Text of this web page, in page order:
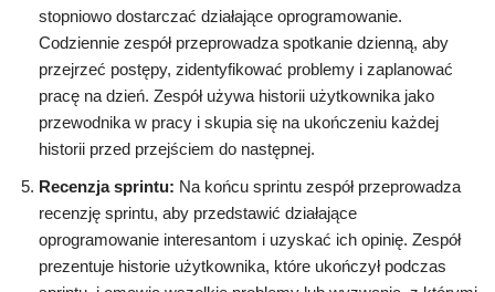
stopniowo dostarczać działające oprogramowanie.
Codziennie zespół przeprowadza spotkanie dzienną, aby
przejrzeć postępy, zidentyfikować problemy i zaplanować
pracę na dzień. Zespół używa historii użytkownika jako
przewodnika w pracy i skupia się na ukończeniu każdej
historii przed przejściem do następnej.
Recenzja sprintu: Na końcu sprintu zespół przeprowadza
recenzję sprintu, aby przedstawić działające
oprogramowanie interesantom i uzyskać ich opinię. Zespół
prezentuje historie użytkownika, które ukończył podczas